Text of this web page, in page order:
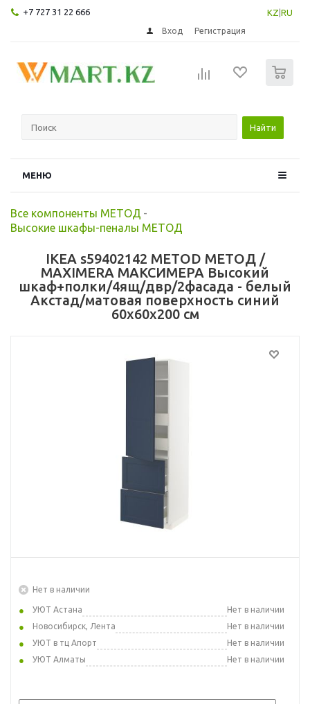
+7 727 31 22 666 KZ RU
Вход Регистрация
Найти
МЕНЮ
Все компоненты МЕТОД -
Высокие шкафы-пеналы МЕТОД
IKEA s59402142 METOD МЕТОД /
MAXIMERA МАКСИМЕРА Высокий
шкаф+полки/4ящ/двр/2фасада - белый
Акстад/матовая поверхность синий
60x60x200 см
Нет в наличии
УЮТ Астана
Нет в наличии
Новосибирск, Лента
Нет в наличии
УЮТ в тц Апорт
Нет в наличии
УЮТ Алматы
Нет в наличии